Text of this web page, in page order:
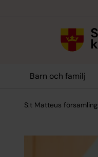
Barn och familj
S:t Matteus församling